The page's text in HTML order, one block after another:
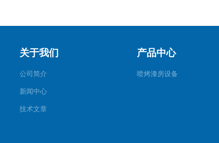
关于我们
公司简介
新闻中心
技术文章
产品中心
喷烤漆房设备